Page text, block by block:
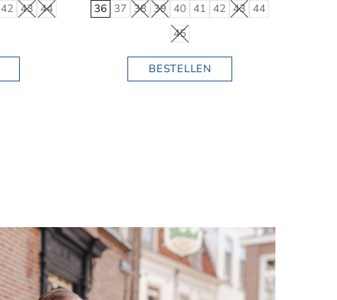
42 43 44
36 37 38 39 40 41 42 43 44
45
BESTELLEN